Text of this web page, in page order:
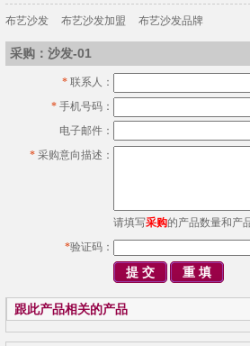
布艺沙发 布艺沙发加盟 布艺沙发品牌
采购：沙发-01
* 联系人：
* 手机号码：
电子邮件：
* 采购意向描述：
请填写采购的产品数量和产
*验证码：
跟此产品相关的产品